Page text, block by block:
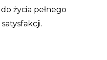
to osoba, z którą pacjent